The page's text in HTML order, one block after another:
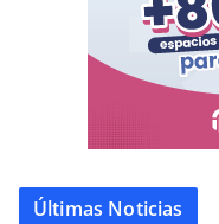
Últimas Noticias